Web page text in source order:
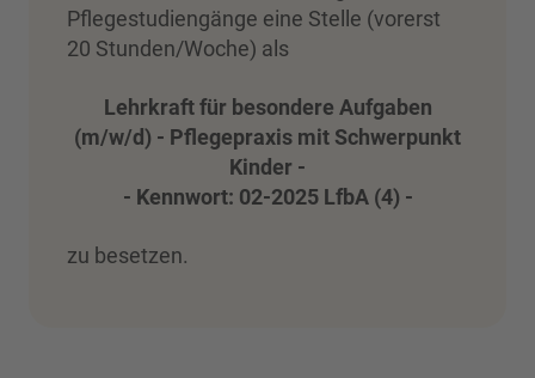
Pflegestudiengänge eine Stelle (vorerst
20 Stunden/Woche) als
Lehrkraft für besondere Aufgaben
(m/w/d) - Pflegepraxis mit Schwerpunkt
Kinder -
- Kennwort: 02-2025 LfbA (4) -
zu besetzen.